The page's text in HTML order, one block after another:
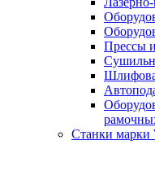
Прессы
Станки марки